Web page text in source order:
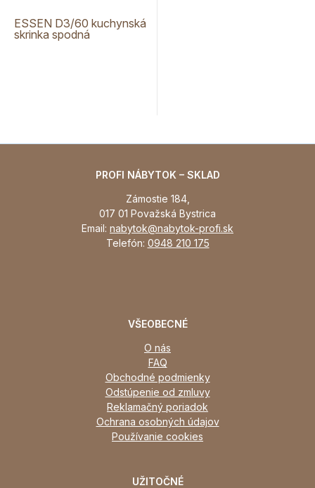
ESSEN D3/60 kuchynská
skrinka spodná
PROFI NÁBYTOK – SKLAD
Zámostie 184,
017 01 Považská Bystrica
Email: nabytok@nabytok-profi.sk
Telefón: 0948 210 175
VŠEOBECNÉ
O nás
FAQ
Obchodné podmienky
Odstúpenie od zmluvy
Reklamačný poriadok
Ochrana osobných údajov
Používanie cookies
UŽITOČNÉ